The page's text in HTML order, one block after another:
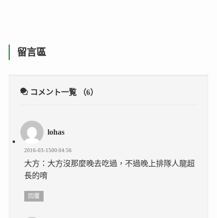
留言區
コメント一覧 （6）
lohas
2016-03-1500:04:56
大方：大方沒那麼晚去吃過，不過晚上排隊人龍超
長的唷
回覆